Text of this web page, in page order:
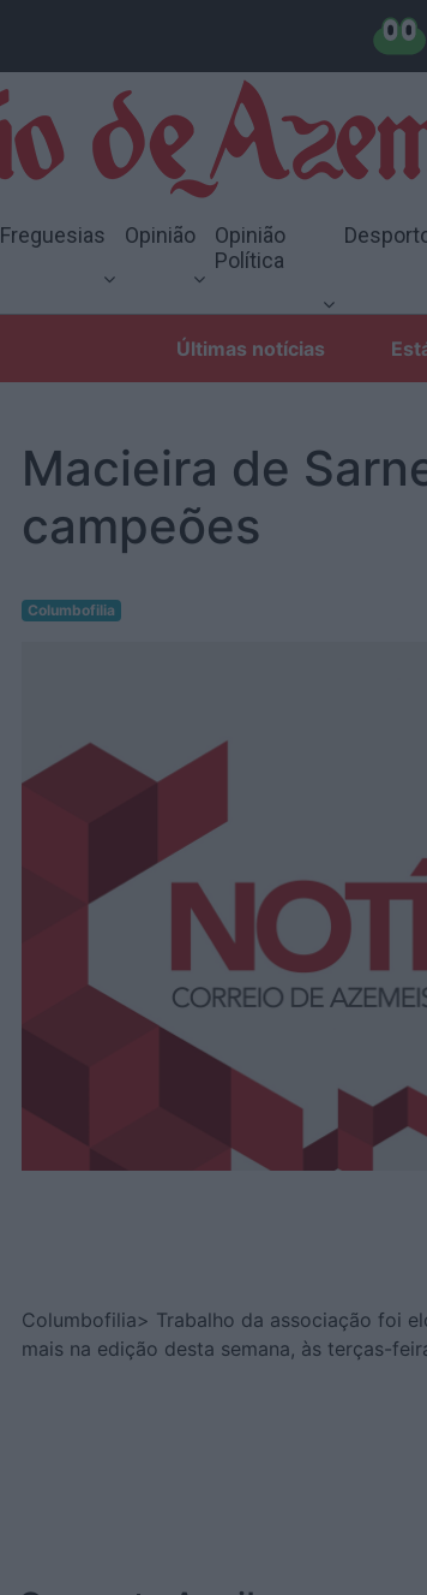
Freguesias Opinião
Opinião
Política
Últimas notícias
Macieira de
campeões
Columbofilia
Columbofilia> Trabalho da associação foi
mais na edição desta semana, às terças-